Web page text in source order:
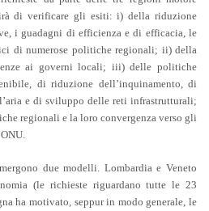
di verificare gli esiti: i) della riduzione
i guadagni di efficienza e di efficacia, le
di numerose politiche regionali; ii) della
ai governi locali; iii) delle politiche
di riduzione dell’inquinamento, di
e di sviluppo delle reti infrastrutturali;
regionali e la loro convergenza verso gli
due modelli. Lombardia e Veneto
(le richieste riguardano tutte le 23
ha motivato, seppur in modo generale, le